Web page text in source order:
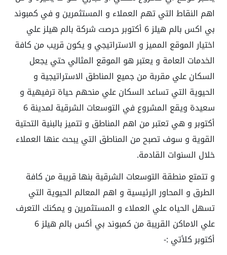
اهم النقاط التي تهم العملاء و المستثمرين و في كمبوند
بي اكس بالم هيلز 6 أكتوبر حرصت شركة بالم هيلز علي
اختيار الموقع المميز و الاستراتيجي و يكون قريب من كافة
الخدمات العامة و يعتبر هو الموقع المثالي حتي يجعل
السكان علي مقربة من جميع المناطق الاستراتيجية و
الحيوية التي تساعد السكان علي منحهم حياة ترفيهية و
سعيدة ويقع المشروع في التوسعات الشرقية لمدينة 6
أكتوبر و هي تعتبر من اهم المناطق و تتميز بالبنية التحتية
القوية و سوف تصبح من المناطق التي يبحث عنها العملاء
خلال السنوات القادمة.
و تتمتع منطقة التوسعات الشرقية بنها قريبة من كافة
الطرق و المحاور الرئيسية و اهم المعالم الحيوية التي
تسهل الحياه علي العملاء و المستثمرين و يمكنك التعرف
علي الاماكن القريبة من كمبوند بي أكس بالم هيلز 6
أكتوبر كلأتي :-